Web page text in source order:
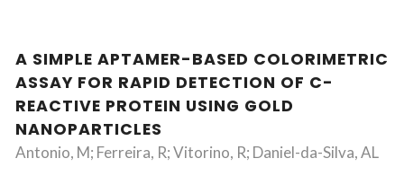
A SIMPLE APTAMER-BASED COLORIMETRIC
ASSAY FOR RAPID DETECTION OF C-
REACTIVE PROTEIN USING GOLD
NANOPARTICLES
Antonio, M; Ferreira, R; Vitorino, R; Daniel-da-Silva, AL